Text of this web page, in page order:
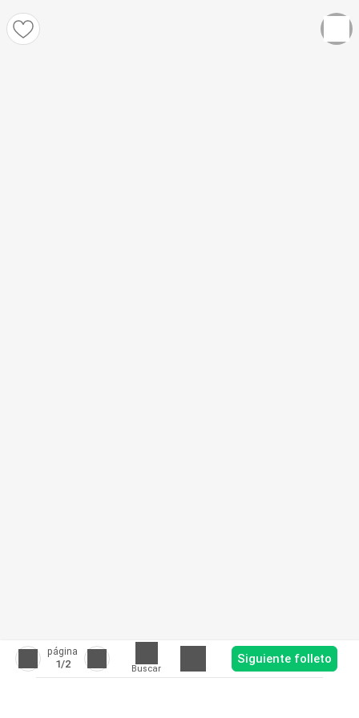
página
1/2 Buscar
Siguiente folleto